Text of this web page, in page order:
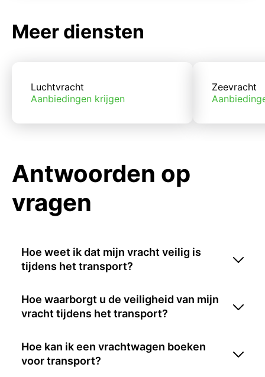
Meer diensten
Luchtvracht
Aanbiedingen krijgen
Zeevracht
Antwoorden op
vragen
Hoe weet ik dat mijn vracht veilig is
tijdens het transport?
Hoe waarborgt u de veiligheid van mijn
vracht tijdens het transport?
Hoe kan ik een vrachtwagen boeken
voor transport?